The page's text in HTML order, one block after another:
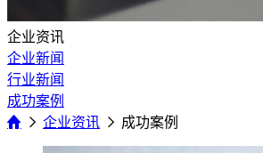
企业资讯
企业新闻
行业新闻
成功案例
企业资讯
成功案例